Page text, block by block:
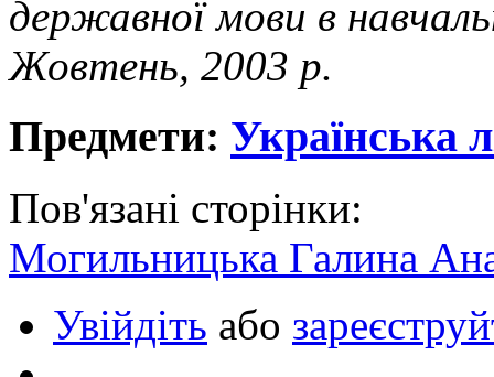
державної мови в
Жовтень, 2003 р.
Предмети: Українська
Пов'язані сторінки:
Могильницька Галина
Увійдіть або